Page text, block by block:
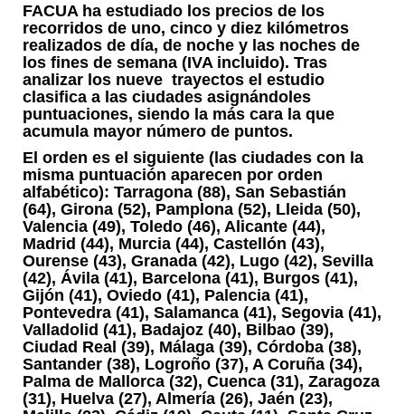
FACUA ha estudiado los precios de los
recorridos de uno, cinco y diez kilómetros
realizados de día, de noche y las noches de
los fines de semana (IVA incluido). Tras
analizar los nueve trayectos el estudio
clasifica a las ciudades asignándoles
puntuaciones, siendo la más cara la que
acumula mayor número de puntos.
El orden es el siguiente (las ciudades con la
misma puntuación aparecen por orden
alfabético): Tarragona (88), San Sebastián
(64), Girona (52), Pamplona (52), Lleida (50),
Valencia (49), Toledo (46), Alicante (44),
Madrid (44), Murcia (44), Castellón (43),
Ourense (43), Granada (42), Lugo (42), Sevilla
(42), Ávila (41), Barcelona (41), Burgos (41),
Gijón (41), Oviedo (41), Palencia (41),
Pontevedra (41), Salamanca (41), Segovia (41),
Valladolid (41), Badajoz (40), Bilbao (39),
Ciudad Real (39), Málaga (39), Córdoba (38),
Santander (38), Logroño (37), A Coruña (34),
Palma de Mallorca (32), Cuenca (31), Zaragoza
(31), Huelva (27), Almería (26), Jaén (23),